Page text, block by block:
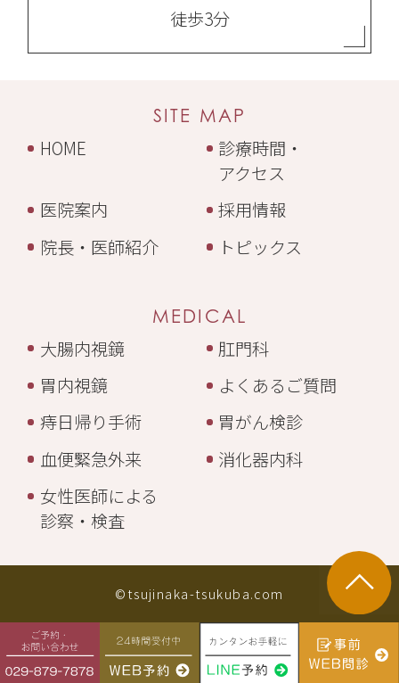
徒歩3分
SITE MAP
HOME
診療時間・
アクセス
医院案内
採用情報
院長・医師紹介
トピックス
MEDICAL
大腸内視鏡
肛門科
胃内視鏡
よくあるご質問
痔日帰り手術
胃がん検診
血便緊急外来
消化器内科
女性医師による
診察・検査
©tsujinaka-tsukuba.com